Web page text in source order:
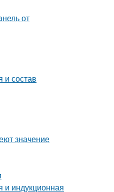
от
и состав
значение
и индукционная